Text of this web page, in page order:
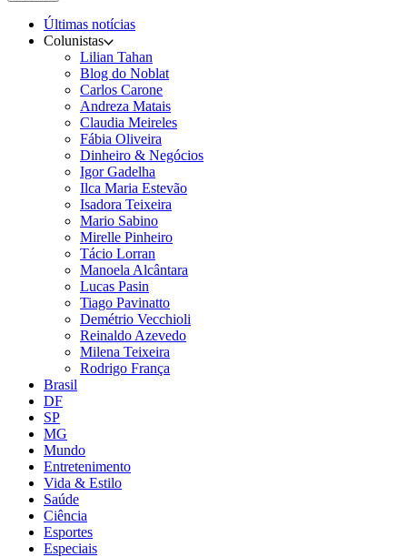
Últimas notícias
Colunistas
Lilian Tahan
Blog do Noblat
Carlos Carone
Andreza Matais
Claudia Meireles
Fábia Oliveira
Dinheiro & Negócios
Igor Gadelha
Ilca Maria Estevão
Isadora Teixeira
Mario Sabino
Mirelle Pinheiro
Tácio Lorran
Manoela Alcântara
Lucas Pasin
Tiago Pavinatto
Demétrio Vecchioli
Reinaldo Azevedo
Milena Teixeira
Rodrigo França
Brasil
DF
SP
MG
Mundo
Entretenimento
Vida & Estilo
Saúde
Ciência
Esportes
Especiais